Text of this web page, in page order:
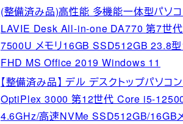
(整備済み品)高性能 多機能一体型パソ
LAVIE Desk All-in-one DA770 第7世
7500U メモリ16GB SSD512GB 23.8
FHD MS Office 2019 Windows 11
【整備済み品】 デル デスクトップパソコ
OptiPlex 3000 第12世代 Core i5-
4.6GHz/高速NVMe SSD512GB/16GB